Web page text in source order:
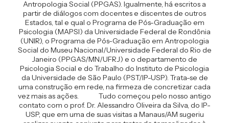
Antropologia Social (PPGAS). Igualmente, há escritos a
partir de diálogos com docentes e discentes de outros
Estados, tal e qual o Programa de Pós-Graduação em
Psicologia (MAPSI) da Universidade Federal de Rondônia
(UNIR), o Programa de Pós-Graduação em Antropologia
Social do Museu Nacional/Universidade Federal do Rio de
Janeiro (PPGAS/MN/UFRJ) e o departamento de
Psicologia Social e do Trabalho do Instituto de Psicologia
da Universidade de São Paulo (PST/IP-USP). Trata-se de
uma construção em rede, na firmeza de concretizar cada
vez mais as ações. Tudo começou pelo nosso antigo
contato com o prof. Dr. Alessandro Oliveira da Silva, do IP-
USP, que em uma de suas visitas a Manaus/AM sugeriu